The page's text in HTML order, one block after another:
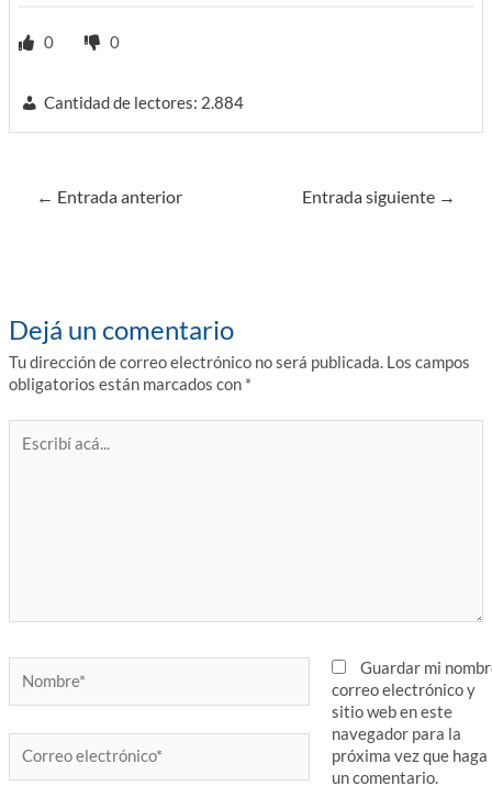
0 0
Cantidad de lectores: 2.884
← Entrada anterior Entrada siguiente →
Dejá un comentario
Tu dirección de correo electrónico no será publicada. Los campos
obligatorios están marcados con *
acá...
electrónico*
Guardar mi
correo electrónico y
sitio web en este
navegador para la
próxima vez que haga
un comentario.